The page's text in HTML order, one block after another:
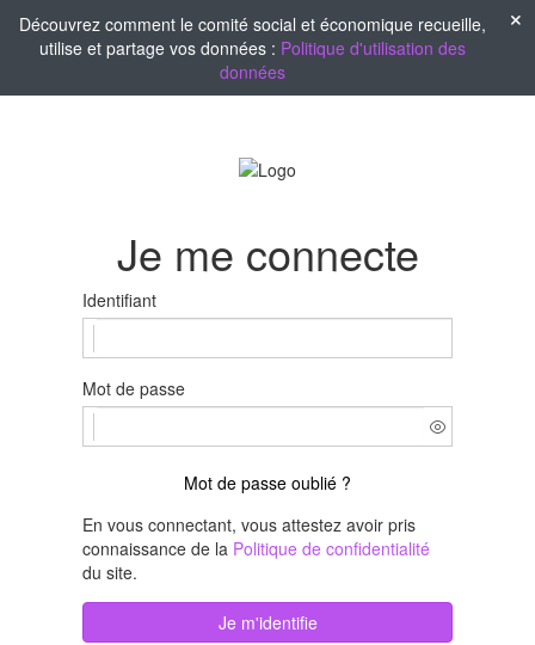
Découvrez comment le comité social et économique recueille,
utilise et partage vos données : Politique d'utilisation des
données
Je me connecte
Identifiant
Mot de passe
Mot de passe oublié ?
En vous connectant, vous attestez avoir pris
connaissance de la Politique de confidentialité
du site.
Je m'identifie